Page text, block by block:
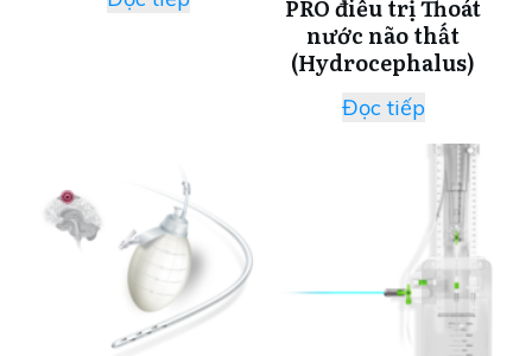
PRO điều trị Thoát
nước não thất
(Hydrocephalus)
Đọc tiếp